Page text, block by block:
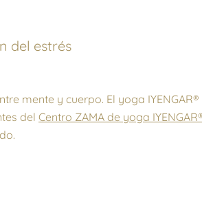
del estrés
mente y cuerpo. El yoga
del Centro ZAMA de yoga